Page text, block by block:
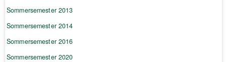
Sommersemester 2013
Sommersemester 2014
Sommersemester 2016
Sommersemester 2020